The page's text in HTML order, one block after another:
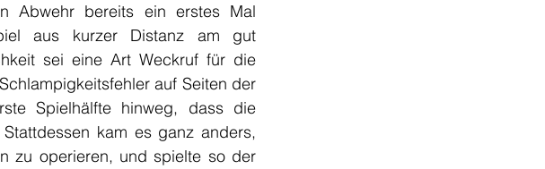
Abwehr bereits ein erstes Mal
aus kurzer Distanz am gut
sei eine Art Weckruf für die
auf Seiten der
Spielhälfte hinweg, dass die
kam es ganz anders,
zu operieren, und spielte so der